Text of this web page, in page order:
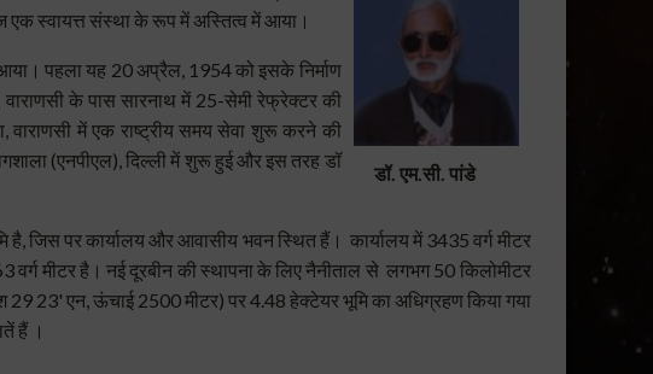
डॉ. एम.सी. पांडे
एक स्वायत्त संस्था के रूप में अस्तित्व में आया।
पहला यह 20 अप्रैल, 1954 को इसके निर्माण
वाराणसी के पास सारनाथ में 25-सेमी रेफ्रेक्टर की
वाराणसी में एक राष्ट्रीय समय सेवा शुरू करने की
(एनपीएल), दिल्ली में शुरू हुई और इस तरह डॉ
है, जिस पर कार्यालय और आवासीय भवन स्थित हैं। कार्यालय में 3435 वर्ग मीटर
मीटर है। नई दूरबीन की स्थापना के लिए नैनीताल से लगभग 50 किलोमीटर
29 23' एन, ऊंचाई 2500 मीटर) पर 4.48 हेक्टेयर भूमि का अधिग्रहण किया गया
हैं ।